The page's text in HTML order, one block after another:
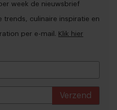
week de nieuwsbrief
trends, culinaire inspiratie en
per e-mail. Klik hier
Verzend